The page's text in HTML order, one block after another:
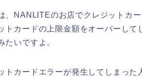
、NANLITEのお店でクレジットカ
トカードの上限金額をオーバーして
たいですよ。
トカードエラーが発生してしまっ